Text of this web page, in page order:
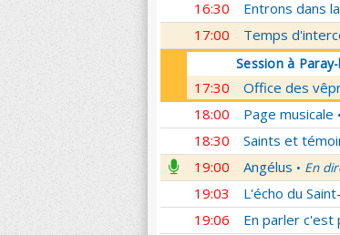
16:30 Entrons dans
17:00 Temps
Session à
17:30
Office des
18:00
Page musicale •
18:30 Saints et
19:00 Angélus • En
19:03 L'écho du
19:06 En parler c'est